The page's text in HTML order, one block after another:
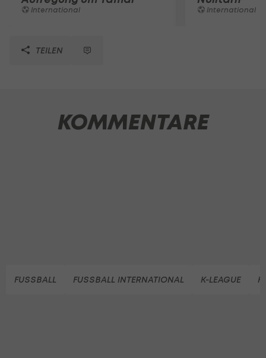
International International
TEILEN
KOMMENTARE
FUSSBALL FUSSBALL INTERNATIONAL K-LEAGUE